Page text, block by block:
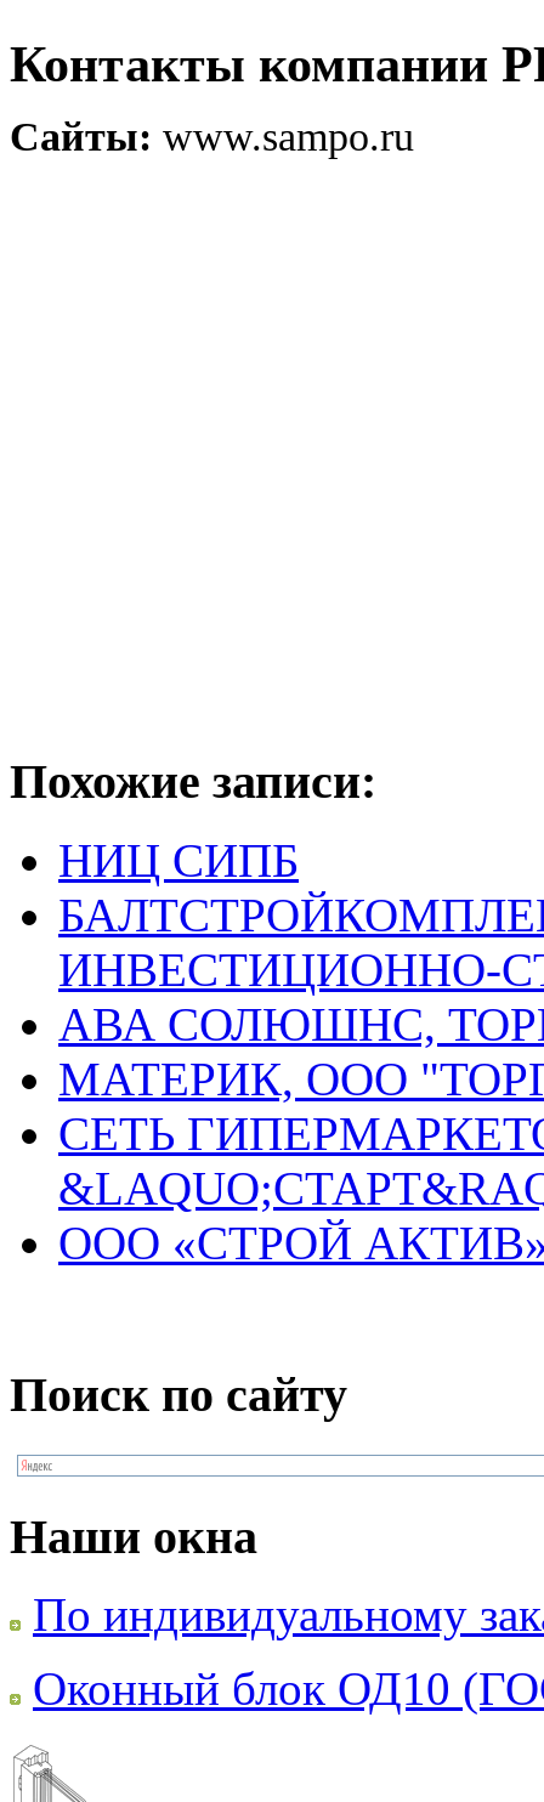
Контакты компании
Сайты: www.sampo.ru
Похожие записи:
НИЦ СИПБ
ИНВЕСТИЦИОННО-
АВА СОЛЮШНС,
МАТЕРИК, ООО
СЕТЬ
ООО «СТРОЙ
Поиск по сайту
Наши окна
По индивидуальному
Оконный блок ОД10